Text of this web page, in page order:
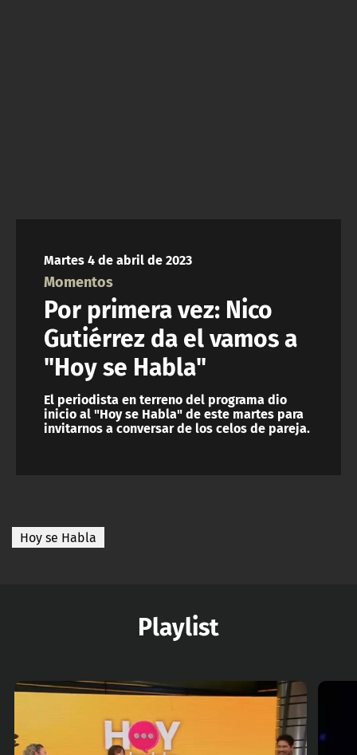
Martes 4 de abril de 2023
Momentos
Por primera vez: Nico
Gutiérrez da el vamos a
"Hoy se Habla"
El periodista en terreno del programa dio
inicio al "Hoy se Habla" de este martes para
invitarnos a conversar de los celos de pareja.
Hoy se Habla
Playlist